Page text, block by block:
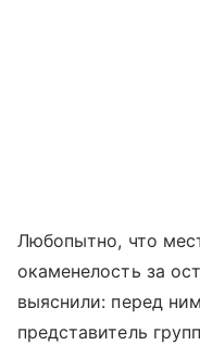
Любопытно, что
окаменелость за
выяснили: перед
представитель